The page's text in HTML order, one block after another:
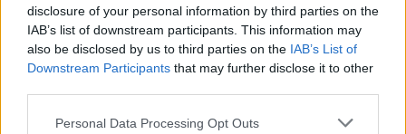
disclosure of your personal information by third parties on the
IAB’s list of downstream participants. This information may
also be disclosed by us to third parties on the IAB’s List of
Downstream Participants that may further disclose it to other
Please note that this website/app uses one or more Google
Personal Data Processing Opt Outs